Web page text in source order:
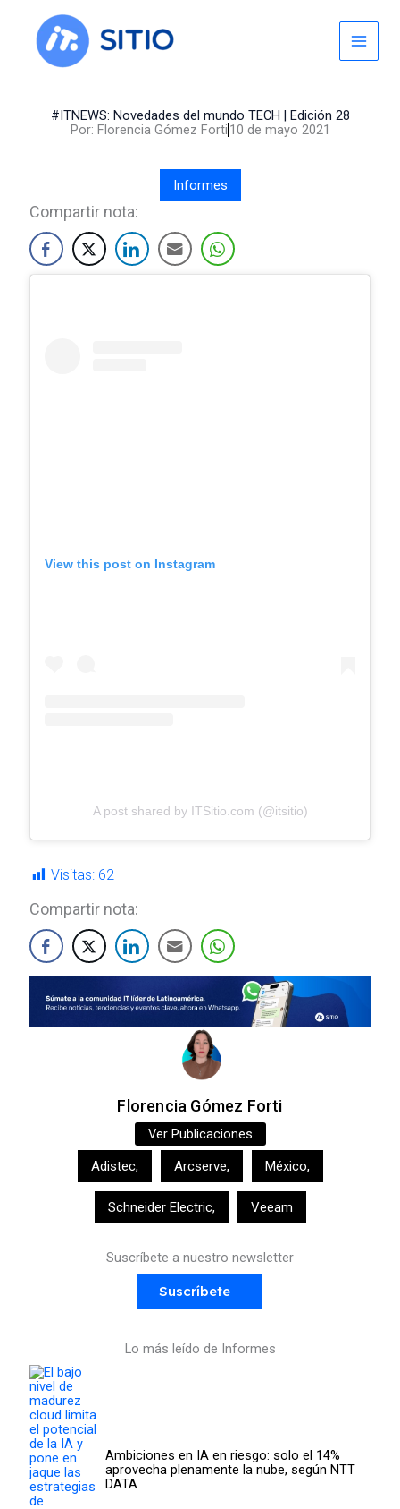
content
#ITNEWS: Novedades del mundo TECH | Edición 28
Por: Florencia Gómez Forti 10 de mayo 2021
Informes
Compartir nota:
View this post on Instagram
A post shared by ITSitio.com (@itsitio)
Visitas: 62
Compartir nota:
Florencia Gómez Forti
Ver Publicaciones
Adistec, Arcserve, México,
Schneider Electric, Veeam
Suscríbete a nuestro newsletter
Suscríbete
Lo más leído de Informes
Ambiciones en IA en riesgo: solo el 14%
aprovecha plenamente la nube, según NTT
DATA